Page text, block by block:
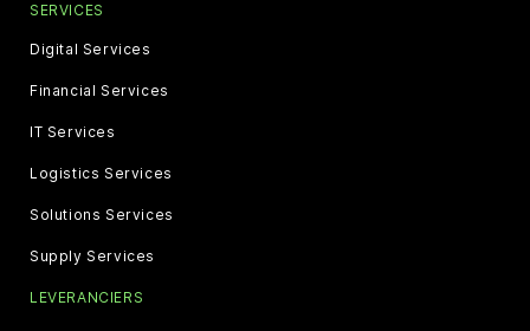
SERVICES
Digital Services
Financial Services
IT Services
Logistics Services
Solutions Services
Supply Services
LEVERANCIERS